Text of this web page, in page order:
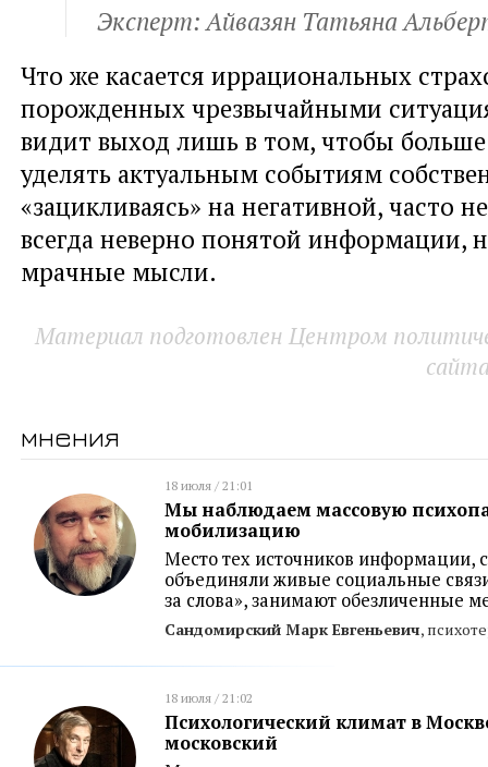
Эксперт: Айвазян Татьяна
Что же касается иррациональных
порожденных чрезвычайными
видит выход лишь в том, чтобы
уделять актуальным событиям
«зацикливаясь» на негативной, часто
всегда неверно понятой информации,
мрачные мысли.
Материал подготовлен Центром
мнения
18 июля / 21:01
Мы наблюдаем массовую
мобилизацию
Место тех источников информации,
объединяли живые социальные
за слова», занимают обезличенные
Сандомирский Марк Евгеньевич,
18 июля / 21:02
Психологический климат в
московский